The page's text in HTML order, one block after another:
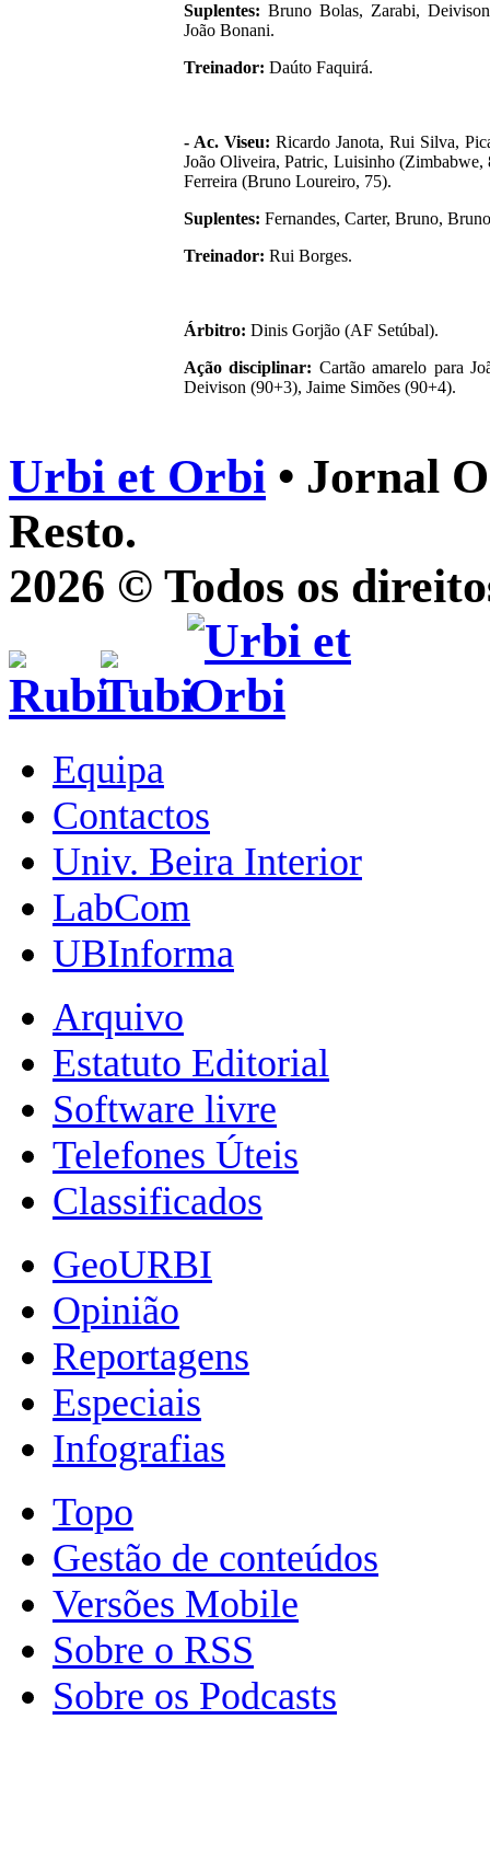
Suplentes: Bruno Bolas, Zarabi,
João Bonani.
Treinador: Daúto Faquirá.
- Ac. Viseu: Ricardo Janota, Rui Silva,
João Oliveira, Patric, Luisinho
Ferreira (Bruno Loureiro, 75).
Suplentes: Fernandes, Carter, Bruno,
Treinador: Rui Borges.
Árbitro: Dinis Gorjão (AF Setúbal).
Ação disciplinar: Cartão amarelo para
Deivison (90+3), Jaime Simões (90+4).
Urbi et Orbi • Jornal
Resto.
2026 © Todos os
Equipa
Contactos
Univ. Beira Interior
LabCom
UBInforma
Arquivo
Estatuto Editorial
Software livre
Telefones Úteis
Classificados
GeoURBI
Opinião
Reportagens
Especiais
Infografias
Topo
Gestão de conteúdos
Versões Mobile
Sobre o RSS
Sobre os Podcasts